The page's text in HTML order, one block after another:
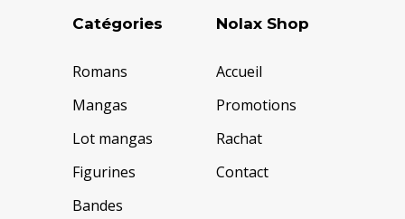
Catégories
Romans
Mangas
Lot mangas
Figurines
Bandes
Nolax Shop
Accueil
Promotions
Rachat
Contact